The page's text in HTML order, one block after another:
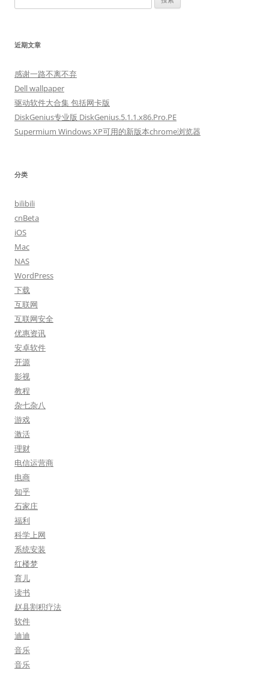
索：
近期文章
感谢一路不离不弃
Dell wallpaper
驱动软件大合集 包括网卡版
DiskGenius专业版 DiskGenius.5.1.1.x86.Pro.PE
Supermium Windows XP可用的新版本chrome浏览器
分类
bilibili
cnBeta
iOS
Mac
NAS
WordPress
下载
互联网
互联网安全
优惠资讯
安卓软件
开源
影视
教程
杂七杂八
游戏
激活
理财
电信运营商
电商
知乎
石家庄
福利
科学上网
系统安装
红楼梦
育儿
读书
赵县割积疗法
软件
迪迪
音乐
音乐